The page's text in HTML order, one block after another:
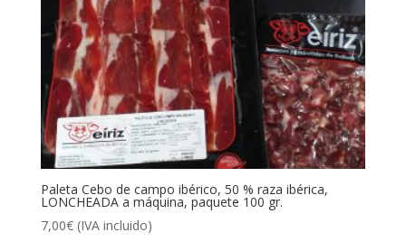
Paleta Cebo de campo ibérico, 50 % raza ibérica,
LONCHEADA a máquina, paquete 100 gr.
7,00€ (IVA incluido)